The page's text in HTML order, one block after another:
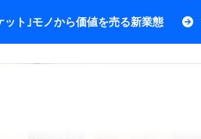
ット｣モノから価値を売る新業態